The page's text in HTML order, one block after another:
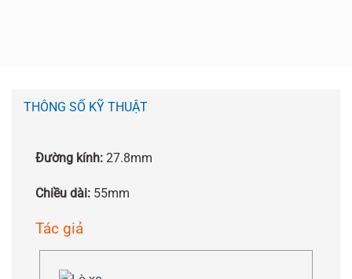
THÔNG SỐ KỸ THUẬT
Đường kính: 27.8mm
Chiều dài: 55mm
Tác giả